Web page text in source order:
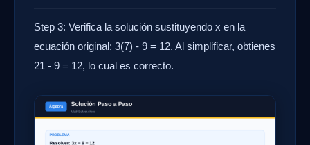
Step 3: Verifica la solución sustituyendo x en la
ecuación original: 3(7) - 9 = 12. Al simplificar, obtienes
21 - 9 = 12, lo cual es correcto.